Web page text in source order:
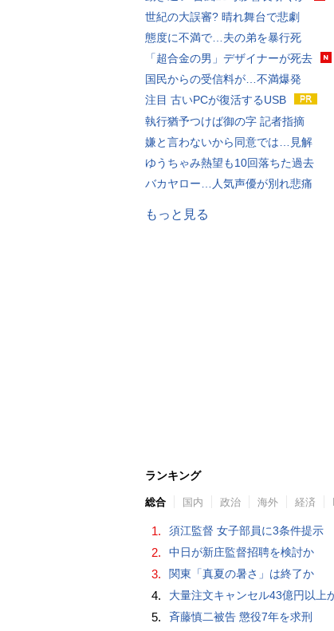
世紀の大誤審? 晴れ舞台で悲劇
態度に不満で…夫の弟を暴行死
「超合金の男」デザイナーが死去
国民からの受信料が…不満爆発
注目 古いPCが復活するUSB
執行猶予つけば御の字 記者指摘
嫌と言わないから同意では…見解
ゆうちゃみ熱望も10回落ちた過去
バカヤロー…人気声優が別れ悲痛
もっと見る
ランキング
総合 国内 政治 海外 経済
1. 須江監督 女子部員に3条件提示
2. 中日が新庄監督招聘を検討か
3. 関東「真夏の暑さ」は終了か
4. 大量注文キャンセル43億円以上
5. 斉藤慎二被告 懲役7年を求刑